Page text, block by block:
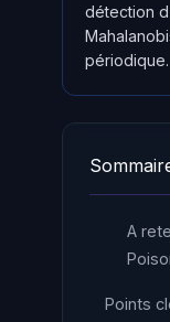
détection
périodique.
A
Points